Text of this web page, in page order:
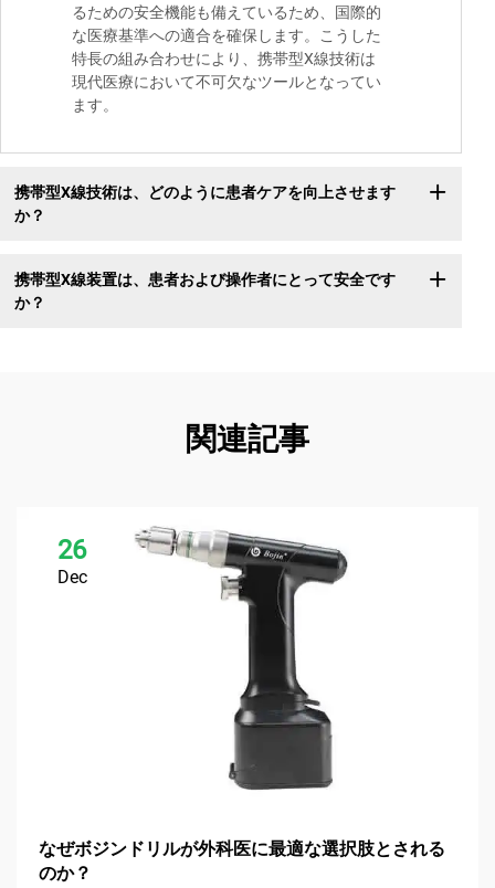
るための安全機能も備えているため、国際的
な医療基準への適合を確保します。こうした
特長の組み合わせにより、携帯型X線技術は
現代医療において不可欠なツールとなってい
ます。
携帯型X線技術は、どのように患者ケアを向上させます
か？
携帯型X線装置は、患者および操作者にとって安全です
か？
関連記事
26
Dec
なぜボジンドリルが外科医に最適な選択肢とされる
のか？